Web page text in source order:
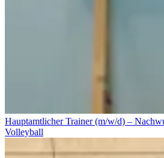
Hauptamtlicher Trainer (m/w/d) –
Volleyball